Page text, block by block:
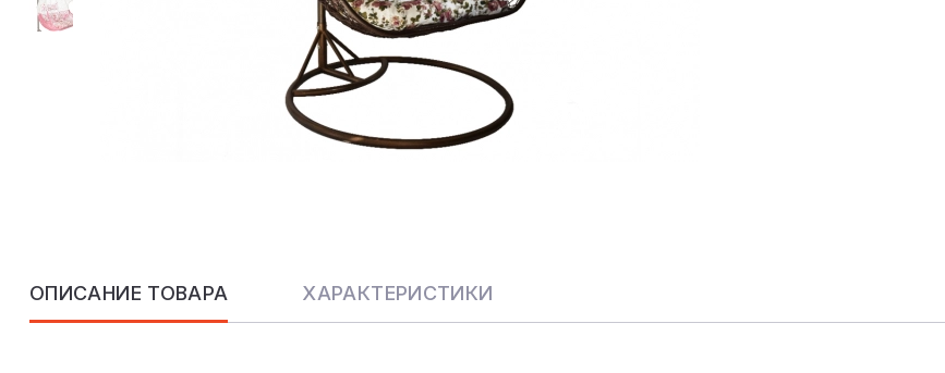
ОПИСАНИЕ ТОВАРА ХАРАКТЕРИСТИКИ